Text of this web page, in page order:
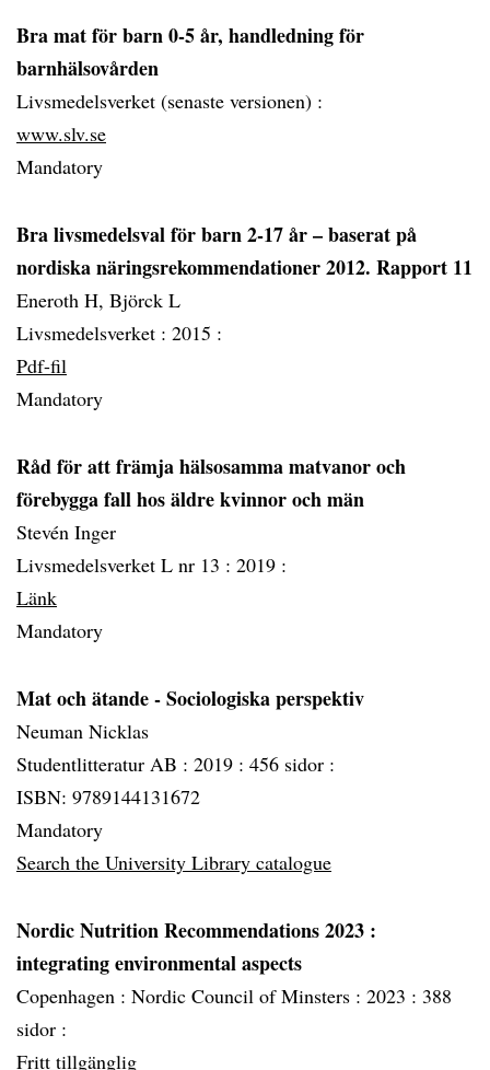
Bra mat för barn 0-5 år, handledning för
barnhälsovården
Livsmedelsverket (senaste versionen) :
www.slv.se
Mandatory
Bra livsmedelsval för barn 2-17 år – baserat på
nordiska näringsrekommendationer 2012. Rapport 11
Eneroth H, Björck L
Livsmedelsverket : 2015 :
Pdf-fil
Mandatory
Råd för att främja hälsosamma matvanor och
förebygga fall hos äldre kvinnor och män
Stevén Inger
Livsmedelsverket L nr 13 : 2019 :
Länk
Mandatory
Mat och ätande - Sociologiska perspektiv
Neuman Nicklas
Studentlitteratur AB : 2019 : 456 sidor :
ISBN: 9789144131672
Mandatory
Search the University Library catalogue
Nordic Nutrition Recommendations 2023 :
integrating environmental aspects
Copenhagen : Nordic Council of Minsters : 2023 : 388
sidor :
Fritt tillgänglig